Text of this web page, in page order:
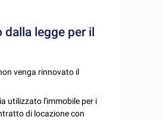
legge per il
venga rinnovato il
utilizzato l'immobile per i
di locazione con